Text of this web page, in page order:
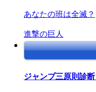
あなたの班は全滅？
進撃の巨人
ジャンプ三原則診断